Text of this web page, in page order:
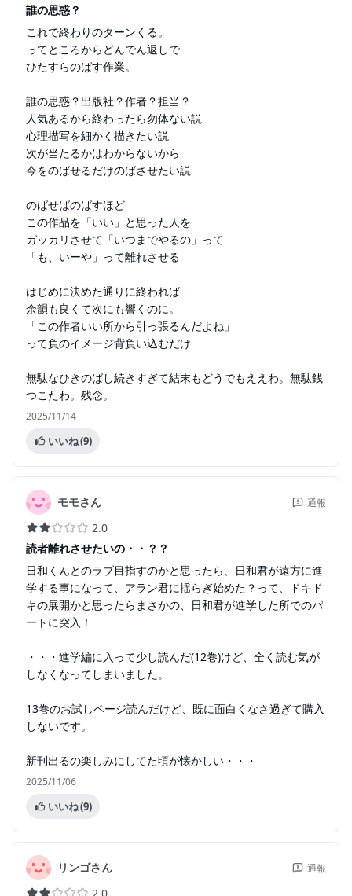
誰の思惑？
これで終わりのターンくる。
ってところからどんでん返しで
ひたすらのばす作業。
誰の思惑？出版社？作者？担当？
人気あるから終わったら勿体ない説
心理描写を細かく描きたい説
次が当たるかはわからないから
今をのばせるだけのばさせたい説
のばせばのばすほど
この作品を「いい」と思った人を
ガッカリさせて「いつまでやるの」って
「も、いーや」って離れさせる
はじめに決めた通りに終われば
余韻も良くて次にも響くのに。
「この作者いい所から引っ張るんだよね」
って負のイメージ背負い込むだけ
無駄なひきのばし続きすぎて結末もどうでもええわ。無駄銭
つこたわ。残念。
2025/11/14
いいね(9)
モモさん 通報
2.0
読者離れさせたいの・・？？
日和くんとのラブ目指すのかと思ったら、日和君が遠方に進
学する事になって、アラン君に揺らぎ始めた？って、ドキド
キの展開かと思ったらまさかの、日和君が進学した所でのパ
ートに突入！
・・・進学編に入って少し読んだ(12巻)けど、全く読む気が
しなくなってしまいました。
13巻のお試しページ読んだけど、既に面白くなさ過ぎて購入
しないです。
新刊出るの楽しみにしてた頃が懐かしい・・・
2025/11/06
いいね(9)
リンゴさん 通報